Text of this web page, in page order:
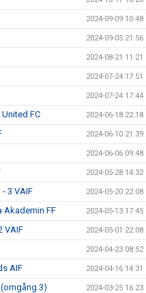
2024-09-09 10:48
2024-09-05 21:56
2024-08-21 11:21
2024-07-24 17:51
2024-07-24 17:44
FC 2024-06-18 22:18
2024-06-10 21:39
2024-06-06 09:48
2024-05-28 14:32
3 VAIF 2024-05-20 22:08
Akademin FF 2024-05-13 17:45
VAIF 2024-05-01 22:08
2024-04-23 08:52
AIF 2024-04-16 14:31
3) 2024-03-25 16:23